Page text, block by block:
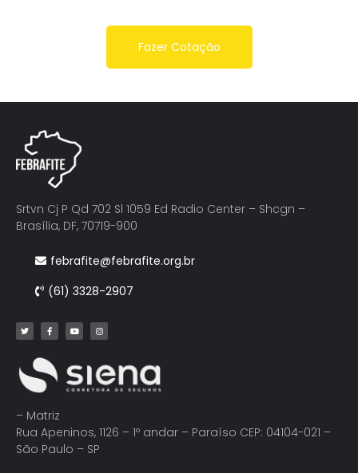
Fazer Cotação
Srtvn Cj P Qd 702 Sl 1059 Ed Radio Center – Shcgn –
Brasília, DF, 70719-900
febrafite@febrafite.org.br
(61) 3328-2907
– Matriz
Rua Apeninos, 1126 – 1º andar – Paraíso CEP: 04104-021 –
São Paulo – SP